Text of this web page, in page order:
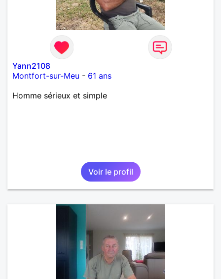
Yann2108
Montfort-sur-Meu - 61 ans
Homme sérieux et simple
Voir le profil